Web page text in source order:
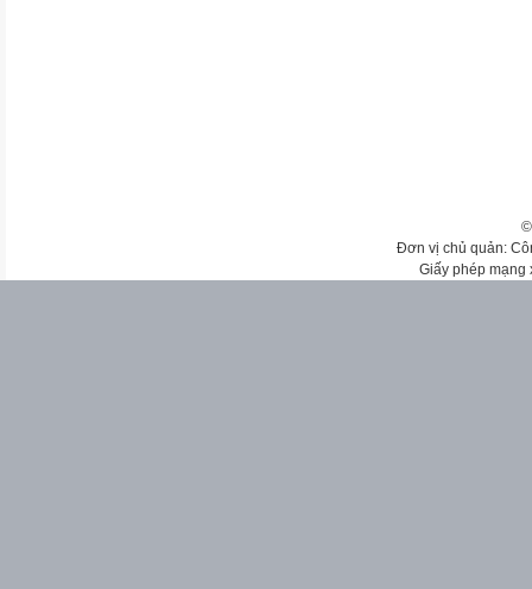
Đơn vị chủ quản:
Giấy phép mạng